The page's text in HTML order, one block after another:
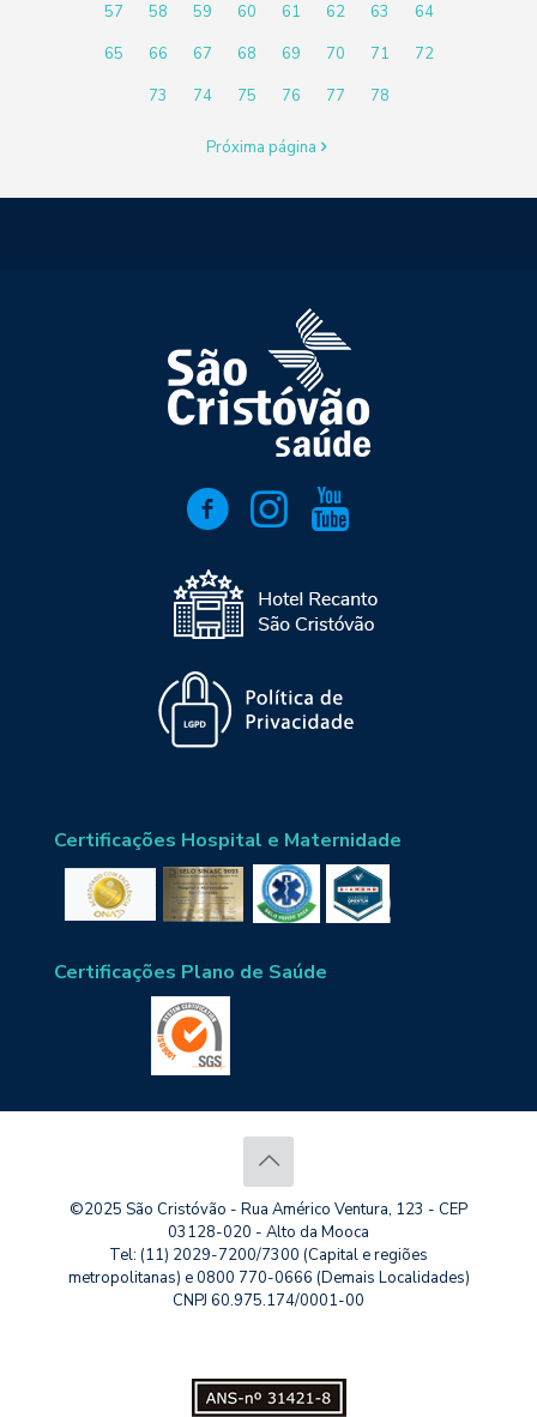
57
58 59 60 61 62 63
64
65
66 67 68 69 70 71
72
73
74 75 76 77 78
Próxima página
Certificações Hospital e Maternidade
Certificações Plano de Saúde
©2025 São Cristóvão - Rua Américo Ventura, 123 - CEP
03128-020 - Alto da Mooca
Tel: (11) 2029-7200/7300 (Capital e regiões
metropolitanas) e 0800 770-0666 (Demais Localidades)
CNPJ 60.975.174/0001-00